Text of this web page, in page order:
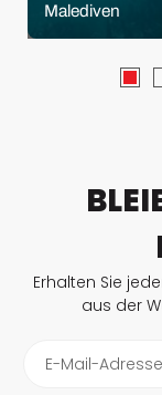
Malediven
Erhalten Sie
aus der
E-Mail-Adresse